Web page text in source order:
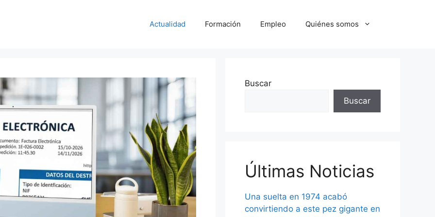
Actualidad Formación Empleo Quiénes somos
Buscar
Buscar
Últimas Noticias
Una suelta en 1974 acabó
convirtiendo a este pez gigante en